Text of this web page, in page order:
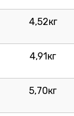
4,52кг
4,91кг
5,70кг